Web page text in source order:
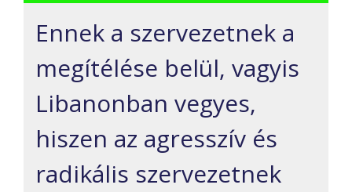
Ennek a szervezetnek a
megítélése belül, vagyis
Libanonban vegyes,
hiszen az agresszív és
radikális szervezetnek